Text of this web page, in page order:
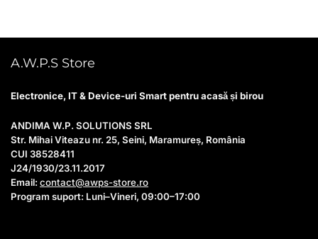
A.W.P.S Store
Electronice, IT & Device-uri Smart pentru acasă și birou
ANDIMA W.P. SOLUTIONS SRL
Str. Mihai Viteazu nr. 25, Seini, Maramureș, România
CUI 38528411
J24/1930/23.11.2017
Email: contact@awps-store.ro
Program suport: Luni–Vineri, 09:00–17:00